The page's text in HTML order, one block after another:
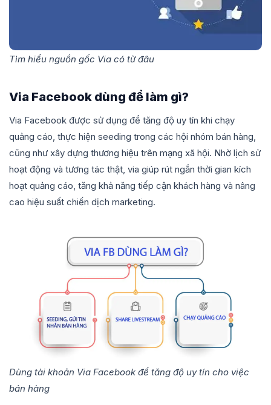
Tìm hiểu nguồn gốc Via có từ đâu
Via Facebook dùng để làm gì?
Via Facebook được sử dụng để tăng độ uy tín khi chạy
quảng cáo, thực hiện seeding trong các hội nhóm bán hàng,
cũng như xây dựng thương hiệu trên mạng xã hội. Nhờ lịch sử
hoạt động và tương tác thật, via giúp rút ngắn thời gian kích
hoạt quảng cáo, tăng khả năng tiếp cận khách hàng và nâng
cao hiệu suất chiến dịch marketing.
Dùng tài khoản Via Facebook để tăng độ uy tín cho việc
bán hàng